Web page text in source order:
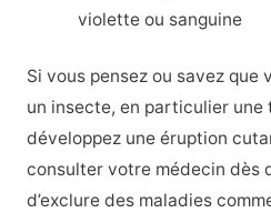
violette ou sanguine
Si vous pensez ou savez que
un insecte, en particulier une
développez une éruption
consulter votre médecin dès
d’exclure des maladies